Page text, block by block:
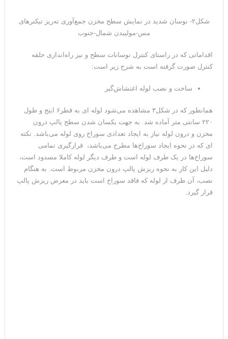
شکل۲- نوسان شدید در نمایش سطح مخزن جمع‌آوری ته‌ریز تیکنرهای
مس-مولیبدن شمال-جنوب
اقداماتی که در راستای کنترل نوسانات سطح و نیز راه‌اندازی حلقه
کنترل صورت گرفته است به شرح زیر است:
ساخت و نصب لوله اغتشاش‌گیر
همانطور که در شکل۳ مشاهده می‌شود لوله ای به قطر۶ اینج و طول
۲۲۰ سانتی متر آماده شد. به جهت یکسان شدن سطح پالپ درون
مخزن و درون لوله نیاز به ایجاد تعدادی سوراخ روی لوله می‌باشد. نکته
ای که در نحوه ایجاد سوراخ‌ها مطرح می‌باشد، قرارگیری تمامی
سوراخ‌ها در یک طرف لوله است و طرف دیگر لوله کاملا مسدود است،
دلیل این کار به نحوه ریزش پالپ درون مخزن مربوط است. به هنگام
نصب، آن طرف از لوله که فاقد سوراخ است باید در معرض ریزش پالپ
قرار گیرد.